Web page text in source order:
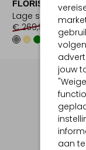
jouw
aan
FLORIS VAN
Lage sneakers
€ 269,99
€ 188,99